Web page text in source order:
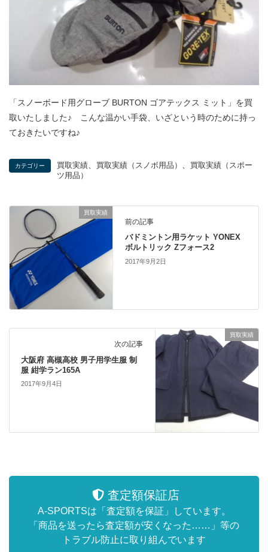
「スノーボード用グローブ BURTON ゴアテックス ミット」を買
取いたしました♪ こんな温かい手袋、いざという時のために持っ
ておきたいですね♪
カテゴリー 買取実績 買取実績（スノボ用品）
買取実績（スポー
ツ用品）
買取実績
前の記事
バドミントン用ラケット YONEX
ボルトリック Zフォース2
2017年9月2日
買取実績
次の記事
大阪府 高槻高校 男子用学生服 制
服 紺学ラン165A
2017年9月4日
査定額保証店
A-SPORTSは「査定額を保証」しています。
「商品を送ったら査定額が安くなった……」等の
トラブル防止に取り組んでいます